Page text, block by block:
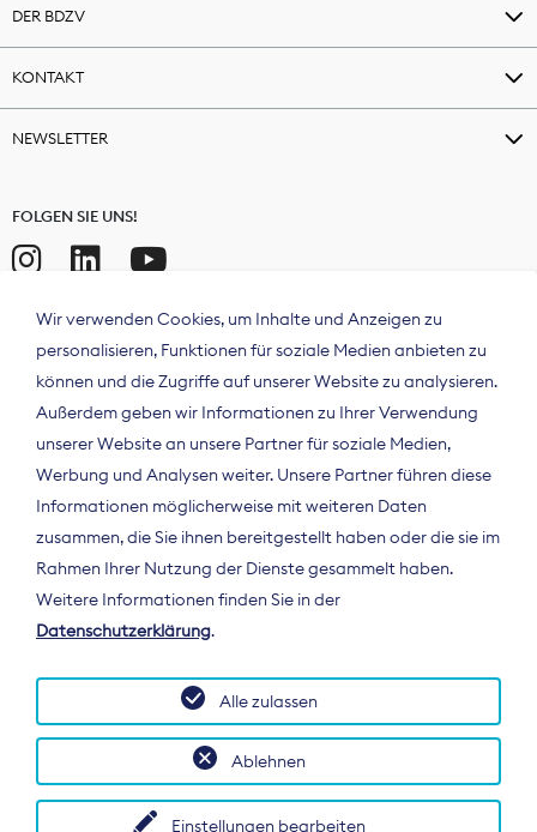
DER BDZV
KONTAKT
NEWSLETTER
FOLGEN SIE UNS!
Der Bundesverband Digitalpublisher und
Zeitungsverleger (BDZV) vertritt als
Spitzenorganisation die Interessen der
Deutschland und auf EU-Ebene.
Wir verwenden Cookies, um Inhalte und Anzeigen zu
personalisieren, Funktionen für soziale Medien anbieten zu
können und die Zugriffe auf unserer Website zu analysieren.
Außerdem geben wir Informationen zu Ihrer Verwendung
unserer Website an unsere Partner für soziale Medien,
Werbung und Analysen weiter. Unsere Partner führen diese
Informationen möglicherweise mit weiteren Daten
zusammen, die Sie ihnen bereitgestellt haben oder die sie im
Rahmen Ihrer Nutzung der Dienste gesammelt haben.
Weitere Informationen finden Sie in der
Datenschutzerklärung.
Einstellungen bearbeiten
Ablehnen
Alle zulassen